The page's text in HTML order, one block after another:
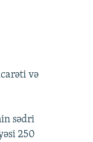
və
sədri
250